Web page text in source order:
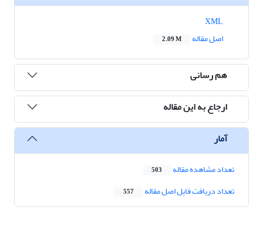
اصل مقاله
2.09 M
هم رسانی
ارجاع به این مقاله
آمار
تعداد مشاهده مقاله 503
تعداد دریافت فایل اصل مقاله 557